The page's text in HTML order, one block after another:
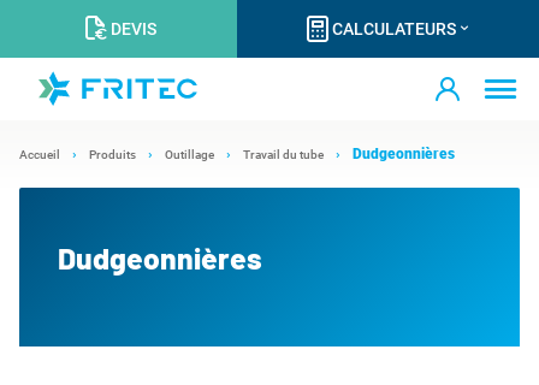
DEVIS CALCULATEURS
Accueil Produits Outillage Travail du tube Dudgeonnières
Dudgeonnières